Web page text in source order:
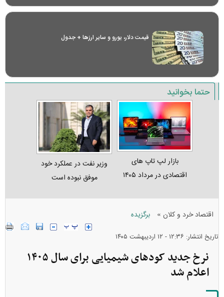
قیمت دلار، یورو و سایر ارز‌ها + جدول
حتما بخوانید
بازار لپ‌ تاپ‌ های
اقتصادی در مرداد ۱۴۰۵
وزیر نفت در عملکرد خود
موفق نبوده است
اقتصاد خرد و کلان » برگزیده
تاریخ انتشار: ۱۲:۳۶ - ۱۲ ارديبهشت ۱۴۰۵
نرخ جدید کود‌های شیمیایی برای سال ۱۴۰۵
اعلام شد